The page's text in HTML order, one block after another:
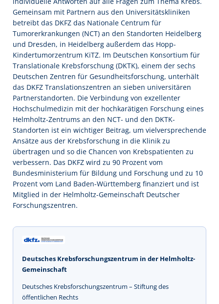
Gemeinsam mit Partnern aus den Universitätskliniken
betreibt das DKFZ das Nationale Centrum für
Tumorerkrankungen (NCT) an den Standorten Heidelberg
und Dresden, in Heidelberg außerdem das Hopp-
Kindertumorzentrum KiTZ. Im Deutschen Konsortium für
Translationale Krebsforschung (DKTK), einem der sechs
Deutschen Zentren für Gesundheitsforschung, unterhält
das DKFZ Translationszentren an sieben universitären
Partnerstandorten. Die Verbindung von exzellenter
Hochschulmedizin mit der hochkarätigen Forschung eines
Helmholtz-Zentrums an den NCT- und den DKTK-
Standorten ist ein wichtiger Beitrag, um vielversprechende
Ansätze aus der Krebsforschung in die Klinik zu
übertragen und so die Chancen von Krebspatienten zu
verbessern. Das DKFZ wird zu 90 Prozent vom
Bundesministerium für Bildung und Forschung und zu 10
Prozent vom Land Baden-Württemberg finanziert und ist
Mitglied in der Helmholtz-Gemeinschaft Deutscher
Forschungszentren.
Deutsches Krebsforschungszentrum in der Helmholtz-
Gemeinschaft
Deutsches Krebsforschungszentrum – Stiftung des
öffentlichen Rechts